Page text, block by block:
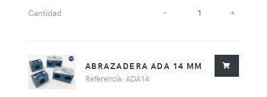
Cantidad - +
ABRAZADERA ADA 14 MM
Referencia: ADA14